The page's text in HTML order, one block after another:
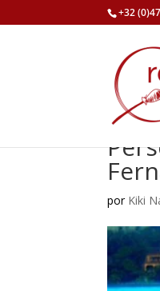
+32
por Kiki